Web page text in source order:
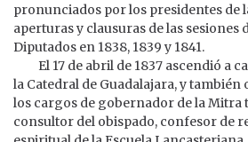
pronunciados por los presidentes de
aperturas y clausuras de las sesiones
Diputados en 1838, 1839 y 1841.
El 17 de abril de 1837 ascendió a
la Catedral de Guadalajara, y también
los cargos de gobernador de la Mitra
consultor del obispado, confesor de